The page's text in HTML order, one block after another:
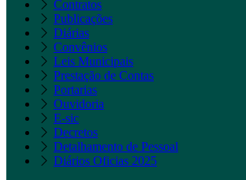
Contratos
Publicações
Diárias
Convênios
Leis Municipais
Prestação de Contas
Portarias
Ouvidoria
E-sic
Decretos
Detalhamento de Pessoal
Diários Oficias 2025